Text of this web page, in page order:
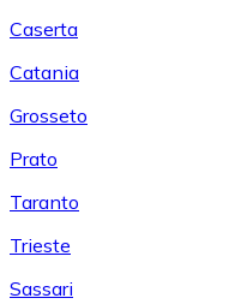
Caserta
Catania
Grosseto
Prato
Taranto
Trieste
Sassari